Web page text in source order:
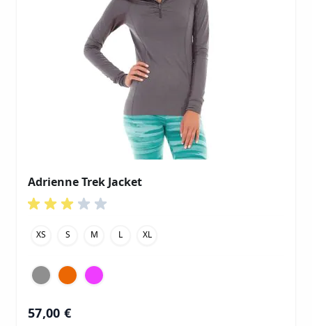
Adrienne Trek Jacket
XS S M L XL
57,00 €